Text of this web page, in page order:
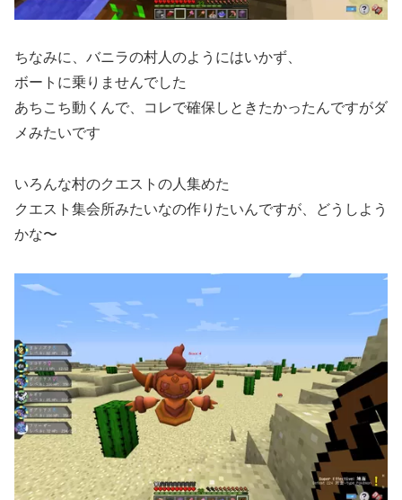
ちなみに、バニラの村人のようにはいかず、
ボートに乗りませんでした
あちこち動くんで、コレで確保しときたかったんですがダ
メみたいです
いろんな村のクエストの人集めた
クエスト集会所みたいなの作りたいんですが、どうしよう
かな〜